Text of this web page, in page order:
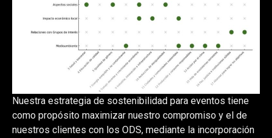
Nuestra estrategia de sostenibilidad para eventos tiene
como propósito maximizar nuestro compromiso y el de
nuestros clientes con los ODS, mediante la incorporación